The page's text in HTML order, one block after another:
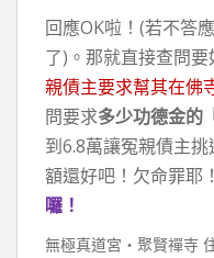
回應OK啦！(若不答
了)。那就直接查問要
親債主要求幫其在佛
問要求多少功德金的
到6.8萬讓冤親債主挑
額還好吧！欠命罪耶！
囉！
無極真道宮‧聚賢禪寺